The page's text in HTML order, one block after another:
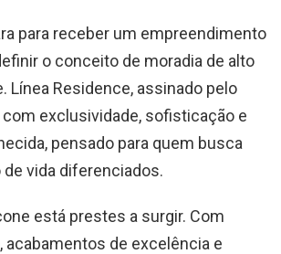
para receber um empreendimento
o conceito de moradia de alto
Línea Residence, assinado pelo
com exclusividade, sofisticação e
pensado para quem busca
vida diferenciados.
está prestes a surgir. Com
acabamentos de excelência e